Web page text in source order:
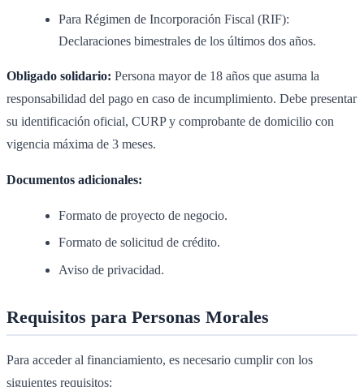
Para Régimen de Incorporación Fiscal (RIF):
Declaraciones bimestrales de los últimos dos años.
Obligado solidario: Persona mayor de 18 años que asuma la
responsabilidad del pago en caso de incumplimiento. Debe presentar
su identificación oficial, CURP y comprobante de domicilio con
vigencia máxima de 3 meses.
Documentos adicionales:
Formato de proyecto de negocio.
Formato de solicitud de crédito.
Aviso de privacidad.
Requisitos para Personas Morales
Para acceder al financiamiento, es necesario cumplir con los
siguientes requisitos: